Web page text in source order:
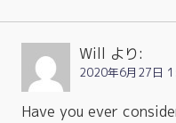
Will より:
2020年6月27日
Have you ever